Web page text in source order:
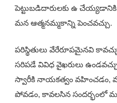
పెట్టుబడిదారులకు ఉ
మన ఆత్మనమ్మకాన్ని పెంచవచ్చు.
పరిస్థితులు వేరేరూపమైనవి
సరిపడే వివిధ వైఖరులు
స్వారీకి నాయకత్వం వహించడం,
పోవడం, కావలసిన సందర్భంలో